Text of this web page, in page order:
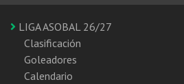
LIGA ASOBAL 26/27
Clasificación
Goleadores
Calendario